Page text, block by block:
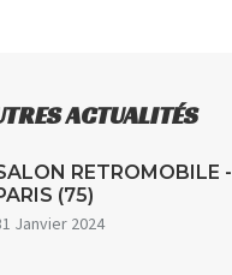
ACTUALITÉS
RETROMOBILE -
(75)
Janvier 2024